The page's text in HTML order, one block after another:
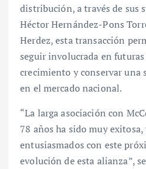
distribución, a través de sus
Héctor Hernández-Pons
Herdez, esta transacción
seguir involucrada en
crecimiento y conservar una
en el mercado nacional.
“La larga asociación con
78 años ha sido muy
entusiasmados con este
evolución de esta alianza”,